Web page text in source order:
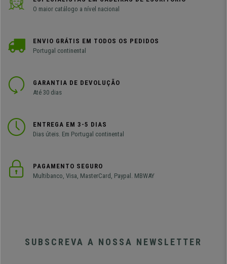
O maior catálogo a nível nacional
ENVIO GRÁTIS EM TODOS OS PEDIDOS
Portugal continental
GARANTIA DE DEVOLUÇÃO
Até 30 dias
ENTREGA EM 3-5 DIAS
Dias úteis. Em Portugal continental
PAGAMENTO SEGURO
Multibanco, Visa, MasterCard, Paypal. MBWAY
SUBSCREVA A NOSSA NEWSLETTER